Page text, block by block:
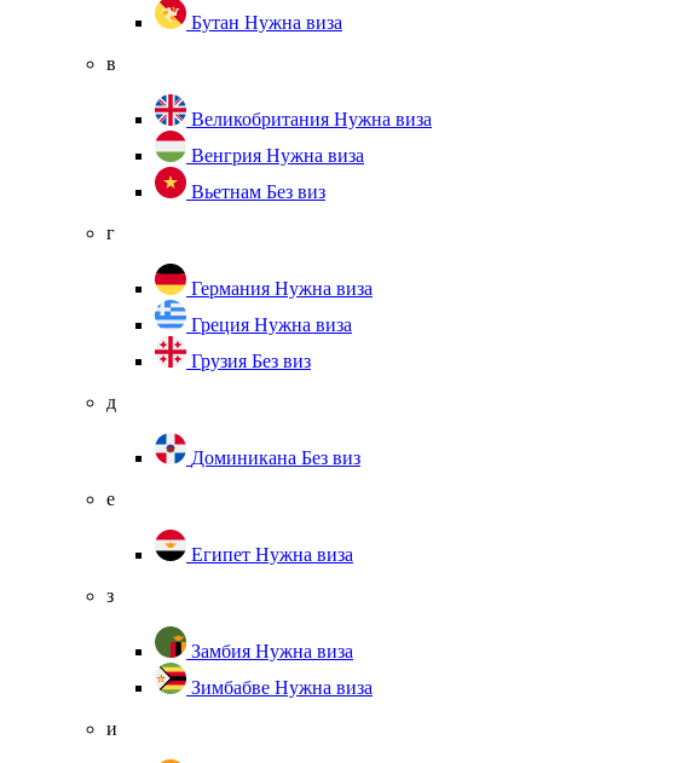
Бутан Нужна виза
в
Великобритания Нужна виза
Венгрия Нужна виза
Вьетнам Без виз
г
Германия Нужна виза
Греция Нужна виза
Грузия Без виз
д
Доминикана Без виз
е
Египет Нужна виза
з
Замбия Нужна виза
Зимбабве Нужна виза
и